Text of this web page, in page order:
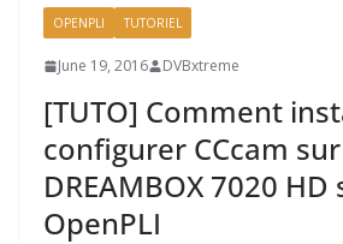
OPENPLI TUTORIEL
June 19, 2016 DVBxtreme
[TUTO] Comment
configurer CCcam sur
DREAMBOX 7020 HD
OpenPLI